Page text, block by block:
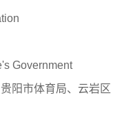
阳市体育局、云岩区